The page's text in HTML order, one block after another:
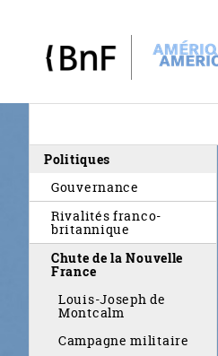
Menu
éditorial
Politiques
Gouvernance
Rivalités franco-
britannique
Chute de la Nouvelle
France
Louis-Joseph de
Montcalm
Campagne militaire